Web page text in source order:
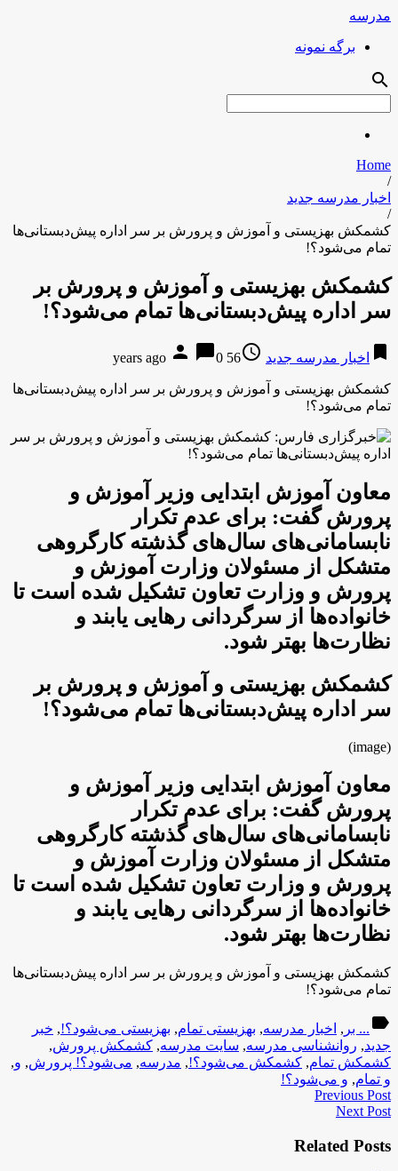
مدرسه
برگه نمونه
search
Home
/
اخبار مدرسه جدید
/
کشمکش بهزیستی و آموزش و پرورش بر سر اداره پیش‌دبستانی‌ها
تمام می‌شود؟!
کشمکش بهزیستی و آموزش و پرورش بر
سر اداره پیش‌دبستانی‌ها تمام می‌شود؟!
bookmark اخبار مدرسه جدید access_time
56 years ago
person chat_bubble0
کشمکش بهزیستی و آموزش و پرورش بر سر اداره پیش‌دبستانی‌ها
تمام می‌شود؟!
معاون آموزش ابتدایی وزیر آموزش و
پرورش گفت: برای عدم تکرار
نابسامانی‌های سال‌های گذشته کارگروهی
متشکل از مسئولان وزارت آموزش و
پرورش و وزارت تعاون تشکیل شده است تا
خانواده‌ها از سرگردانی رهایی یابند و
نظارت‌ها بهتر شود.
کشمکش بهزیستی و آموزش و پرورش بر
سر اداره پیش‌دبستانی‌ها تمام می‌شود؟!
(image)
معاون آموزش ابتدایی وزیر آموزش و
پرورش گفت: برای عدم تکرار
نابسامانی‌های سال‌های گذشته کارگروهی
متشکل از مسئولان وزارت آموزش و
پرورش و وزارت تعاون تشکیل شده است تا
خانواده‌ها از سرگردانی رهایی یابند و
نظارت‌ها بهتر شود.
کشمکش بهزیستی و آموزش و پرورش بر سر اداره پیش‌دبستانی‌ها
تمام می‌شود؟!
label ... بر , اخبار مدرسه, بهزیستی تمام, بهزیستی می‌شود؟!, خبر
جدید, روانشناسی مدرسه, سایت مدرسه, کشمکش پرورش,
کشمکش تمام, کشمکش می‌شود؟!, مدرسه, می‌شود؟! پرورش, و,
و تمام, و می‌شود؟!
Previous Post
Next Post
Related Posts